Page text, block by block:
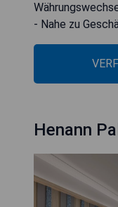
- Nahe zu
Henann